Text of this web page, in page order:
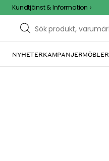
Kundtjänst & Information
NYHETERKAMPANJERMÖBLER